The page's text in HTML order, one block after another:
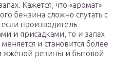
Кажется, что «аромат»
бензина сложно спутать с
производитель
и присадками, то и запах
и становится более
жжёной резины и бытовой